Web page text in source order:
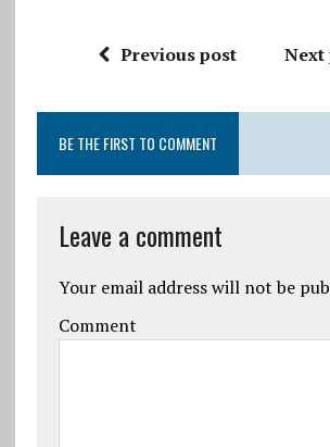
Previous post Next
BE THE FIRST TO COMMENT
Leave a comment
Your email address will not be
Comment